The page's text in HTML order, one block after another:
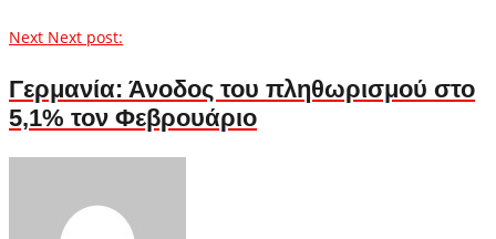
Next Next post:
Γερμανία: Άνοδος του πληθωρισμού στο
5,1% τον Φεβρουάριο